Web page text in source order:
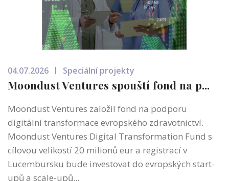
04.07.2026 Speciální projekty
Moondust Ventures spouští fond na p...
Moondust Ventures založil fond na podporu
digitální transformace evropského zdravotnictví.
Moondust Ventures Digital Transformation Fund s
cílovou velikostí 20 milionů eur a registrací v
Lucembursku bude investovat do evropských start-
upů a scale-upů...